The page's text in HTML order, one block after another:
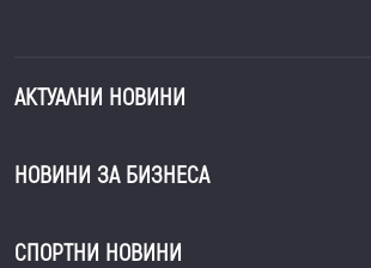
АКТУАЛНИ НОВИНИ
НОВИНИ ЗА БИЗНЕСА
СПОРТНИ НОВИНИ